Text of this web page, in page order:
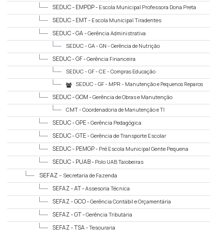
SEDUC - EMPDP - Escola Municipal Professora Dona Preta
SEDUC - EMT - Escola Municipal Tiradentes
SEDUC - GA -Gerência Administrativa
SEDUC - GA - GN - Gerência de Nutrição
SEDUC - GF -Gerência Financeira
SEDUC - GF - CE - Compras Educação
SEDUC - GF - MPR - Manutenção e Pequenos Reparos
SEDUC - GOM -Gerência de Obras e Manutenção
CMT - Coordenadoria de Manutenção e TI
SEDUC - GPE -Gerência Pedagógica
SEDUC - GTE -Gerência de Transporte Escolar
SEDUC - PEMGP - Pré Escola Municipal Gente Pequena
SEDUC - PUAB - Polo UAB Taiobeiras
SEFAZ - Secretaria de Fazenda
SEFAZ - AT -Assesoria Técnica
SEFAZ - GCO -Gerência Contábil e Orçamentária
SEFAZ - GT -Gerência Tributária
SEFAZ - TSA -Tesouraria